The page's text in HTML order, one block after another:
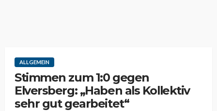
ALLGEMEIN
Stimmen zum 1:0 gegen
Elversberg: „Haben als Kollektiv
sehr gut gearbeitet“